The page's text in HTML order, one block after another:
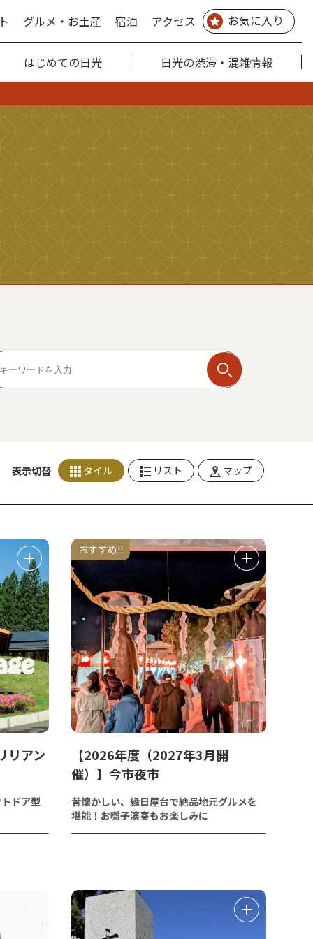
グルメ・お土産 宿泊 アクセス お気に入り
はじめての日光 日光の渋滞・混雑情報
表示切替 タイル リスト マップ
リアン
ドア型
おすすめ!!
【2026年度（2027年3月開
催）】今市夜市
昔懐かしい、縁日屋台で絶品地元グルメを
堪能！お囃子演奏もお楽しみに